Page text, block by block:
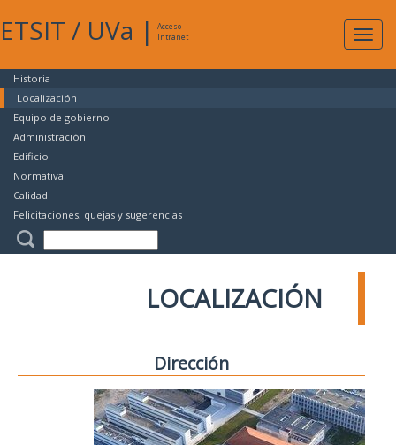
ETSIT / UVa |
Acceso
Intranet
Historia
Localización
Equipo de gobierno
Administración
Edificio
Normativa
Calidad
Felicitaciones, quejas y sugerencias
LOCALIZACIÓN
Dirección